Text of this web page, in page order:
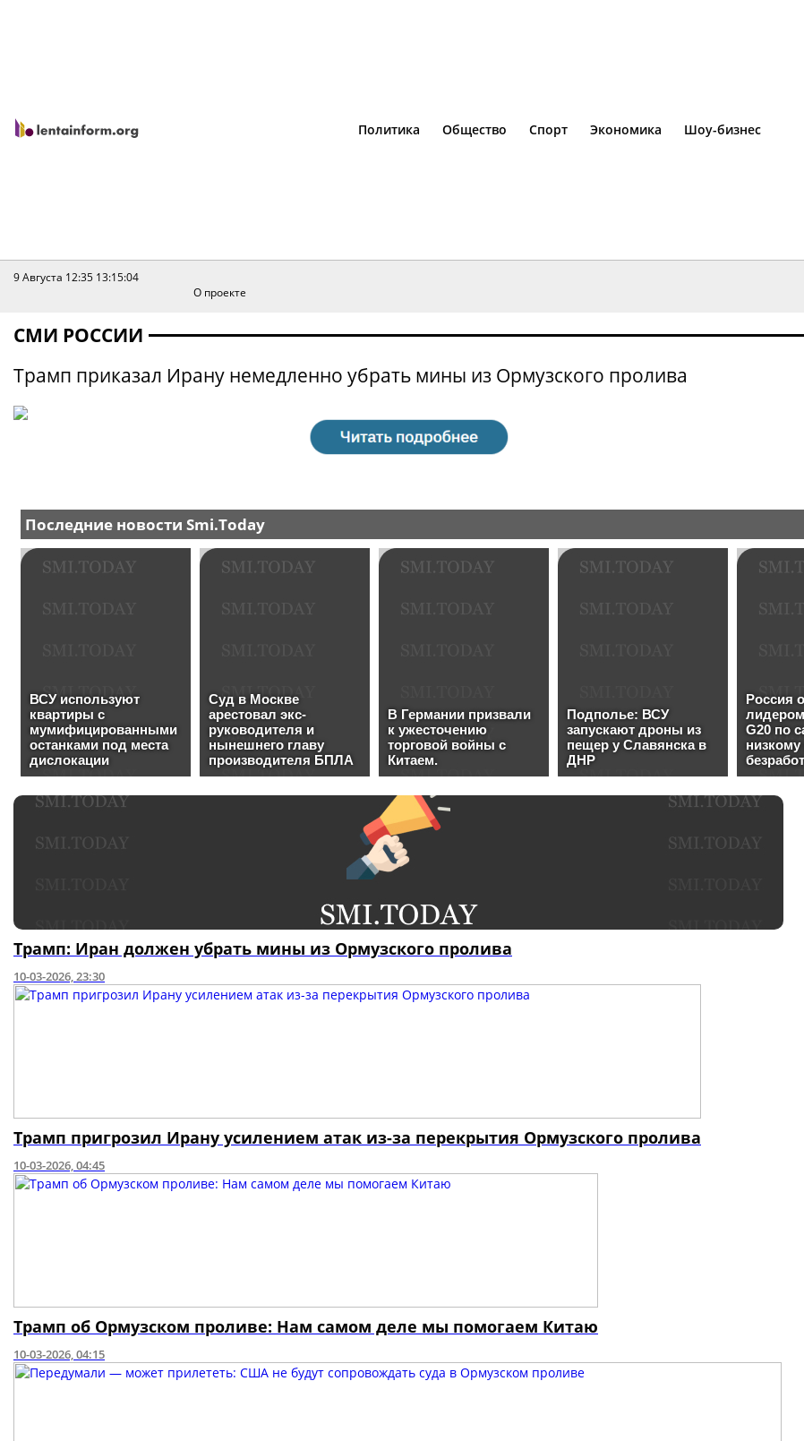
Политика Общество Спорт Экономика Шоу-бизнес
9 Августа 12:35 13:15:04
О проекте
СМИ РОССИИ
Трамп приказал Ирану немедленно убрать мины из Ормузского пролива
Трамп: Иран должен убрать мины из Ормузского пролива
10-03-2026, 23:30
Трамп пригрозил Ирану усилением атак из-за перекрытия Ормузского пролива
10-03-2026, 04:45
Трамп об Ормузском проливе: Нам самом деле мы помогаем Китаю
10-03-2026, 04:15